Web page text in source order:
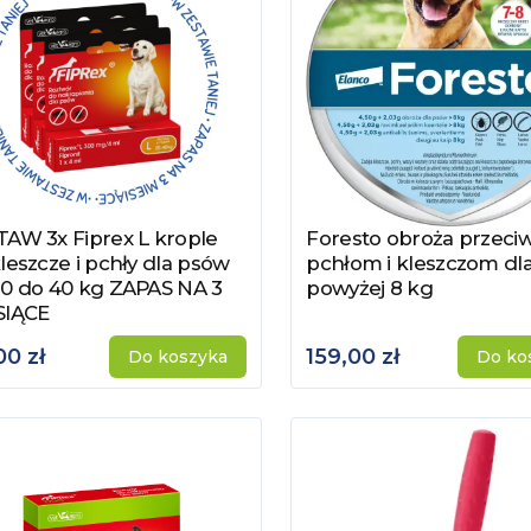
produkt
3x Fiprex L krople
i pchły dla psów
do 40 kg ZAPAS NA 3
zł Do koszyka
Zobacz produkt
Foresto obroża
pchłom i kleszczom
powyżej 8 kg
159,00 zł Do